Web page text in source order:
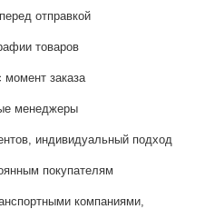
отправкой
товаров
момент заказа
менеджеры
индивидуальный подход
покупателям
компаниями,